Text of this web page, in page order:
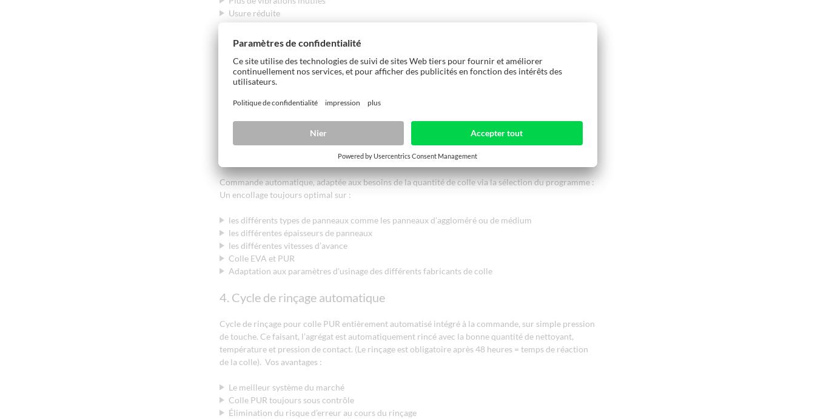
Usure réduite
2. Zone de pression adaptative
La pression de contact de chaque rouleau est adaptée en fonction de l’utilisation par un système
pneumatique intelligent. Vos avantages :
Taux de rebuts réduits au minimum
Un résultat d’usinage optimal même en cas de changement fréquent d’application
3. Commande automatique de la quantité de colle
Commande automatique, adaptée aux besoins de la quantité de colle via la sélection du programme :
Un encollage toujours optimal sur :
les différents types de panneaux comme les panneaux d’aggloméré ou de médium
les différentes épaisseurs de panneaux
les différentes vitesses d’avance
Colle EVA et PUR
Adaptation aux paramètres d'usinage des différents fabricants de colle
4. Cycle de rinçage automatique
Cycle de rinçage pour colle PUR entièrement automatisé intégré à la commande, sur simple pression
de touche. Ce faisant, l’agrégat est automatiquement rincé avec la bonne quantité de nettoyant,
température et pression de contact. (Le rinçage est obligatoire après 48 heures = temps de réaction
de la colle). Vos avantages :
Le meilleur système du marché
Colle PUR toujours sous contrôle
Élimination du risque d’erreur au cours du rinçage